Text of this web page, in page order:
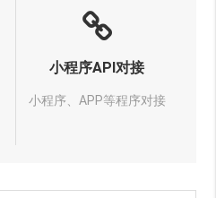
小程序API对接
小程序、APP等程序对接